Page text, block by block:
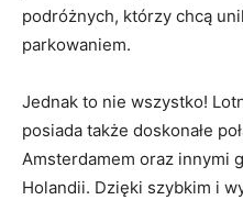
‌podróżnych, którzy chcą
parkowaniem.
Jednak to nie ​wszystko!⁢
posiada ‌także doskonałe
Amsterdamem ⁢oraz innymi
Holandii.⁢ Dzięki szybkim i